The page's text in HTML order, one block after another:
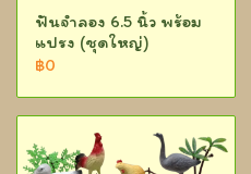
ฟันจำลอง 6.5 นิ้ว พร้อม
แปรง (ชุดใหญ่)
฿0